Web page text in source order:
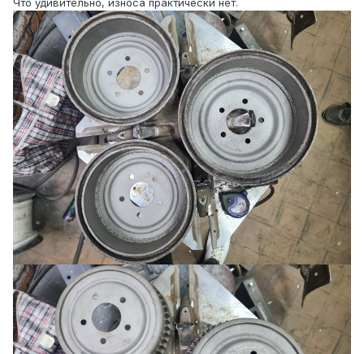
Что удивительно, износа практически нет.